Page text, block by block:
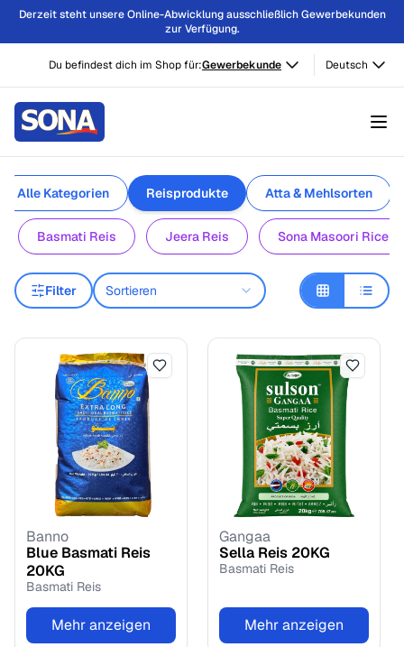
Derzeit steht unsere Online-Abwicklung ausschließlich Gewerbekunden
zur Verfügung.
Du befindest dich im Shop für:Gewerbekunde Deutsch
Alle Kategorien Reisprodukte Atta & Mehlsorten
Basmati Reis Jeera Reis Sona Masoori Rice
Filter Sortieren
Banno
Blue Basmati Reis
20KG
Basmati Reis
Mehr anzeigen
Gangaa
Sella Reis 20KG
Basmati Reis
Mehr anzeigen